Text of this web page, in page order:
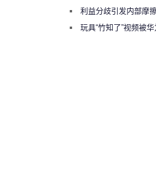
绕梁”利益分歧引发内部摩
曾将华为驻场工程师驱逐
玩具“竹知了”视频被